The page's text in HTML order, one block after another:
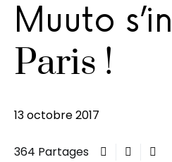
Muuto
Paris !
13 octobre 2017
364 Partages